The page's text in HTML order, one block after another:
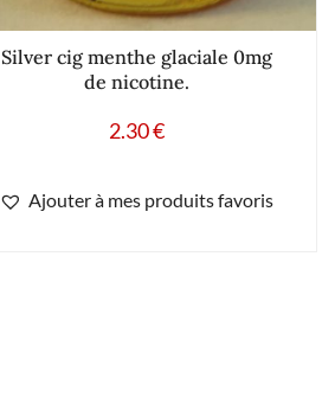
Silver cig menthe glaciale 0mg
de nicotine.
2.30€
Ajouter à mes produits favoris